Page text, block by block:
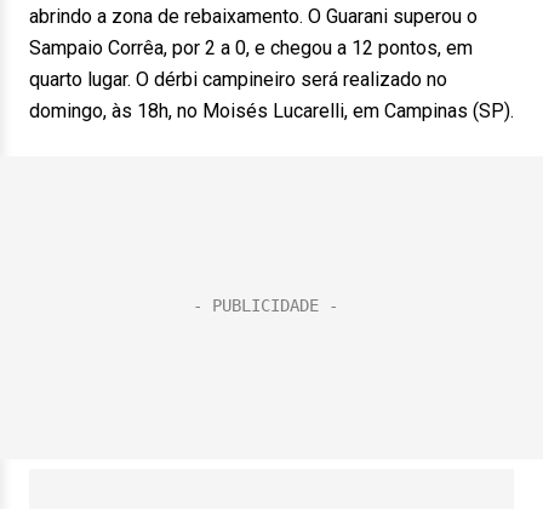
abrindo a zona de rebaixamento. O Guarani superou o
Sampaio Corrêa, por 2 a 0, e chegou a 12 pontos, em
quarto lugar. O dérbi campineiro será realizado no
domingo, às 18h, no Moisés Lucarelli, em Campinas (SP).